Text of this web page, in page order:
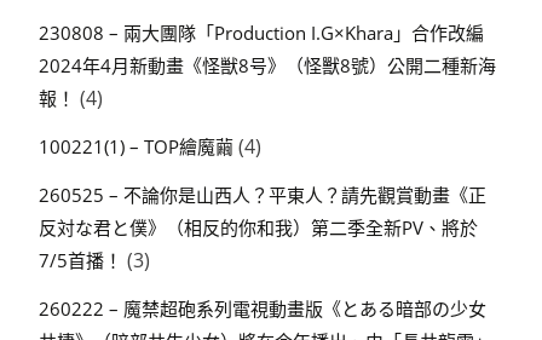
230808 – 兩大團隊「Production I.G×Khara」合作改編
2024年4月新動畫《怪獣8号》（怪獸8號）公開二種新海
報！ (4)
100221(1) – TOP繪魔繭 (4)
260525 – 不論你是山西人？平東人？請先觀賞動畫《正
反対な君と僕》（相反的你和我）第二季全新PV、將於
7/5首播！ (3)
260222 – 魔禁超砲系列電視動畫版《とある暗部の少女